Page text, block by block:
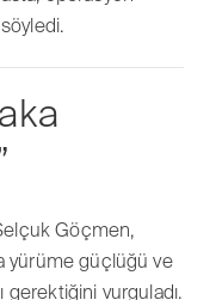
söyledi.
Göçmen,
yürüme güçlüğü ve
gerektiğini vurguladı.